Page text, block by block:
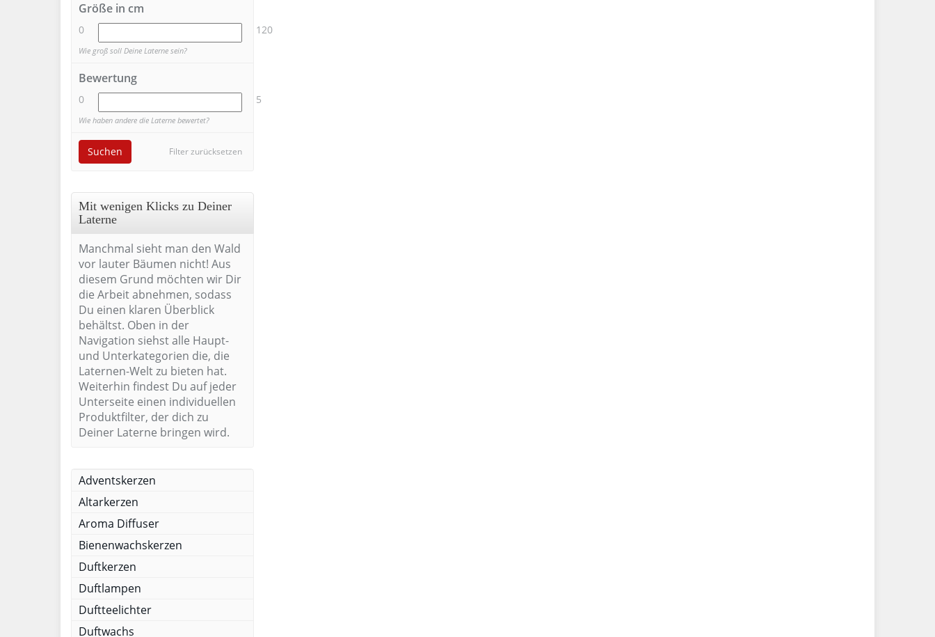
Größe in cm
0 120
Wie groß soll Deine Laterne sein?
Bewertung
0 5
Wie haben andere die Laterne bewertet?
Filter zurücksetzen
Suchen
Mit wenigen Klicks zu Deiner
Laterne
Manchmal sieht man den Wald
vor lauter Bäumen nicht! Aus
diesem Grund möchten wir Dir
die Arbeit abnehmen, sodass
Du einen klaren Überblick
behältst. Oben in der
Navigation siehst alle Haupt-
und Unterkategorien die, die
Laternen-Welt zu bieten hat.
Weiterhin findest Du auf jeder
Unterseite einen individuellen
Produktfilter, der dich zu
Deiner Laterne bringen wird.
Adventskerzen
Altarkerzen
Aroma Diffuser
Bienenwachskerzen
Duftkerzen
Duftlampen
Duftteelichter
Duftwachs